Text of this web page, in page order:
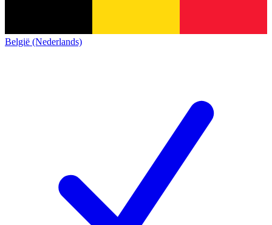
België (Nederlands)